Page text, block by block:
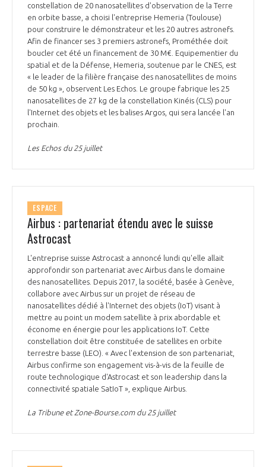
constellation de 20 nanosatellites d'observation de la Terre
en orbite basse, a choisi l'entreprise Hemeria (Toulouse)
pour construire le démonstrateur et les 20 autres astronefs.
Afin de financer ses 3 premiers astronefs, Prométhée doit
boucler cet été un financement de 30 M€. Equipementier du
spatial et de la Défense, Hemeria, soutenue par le CNES, est
« le leader de la filière française des nanosatellites de moins
de 50 kg », observent Les Echos. Le groupe fabrique les 25
nanosatellites de 27 kg de la constellation Kinéis (CLS) pour
l'Internet des objets et les balises Argos, qui sera lancée l'an
prochain.
Les Echos du 25 juillet
ESPACE
Airbus : partenariat étendu avec le suisse
Astrocast
L'entreprise suisse Astrocast a annoncé lundi qu'elle allait
approfondir son partenariat avec Airbus dans le domaine
des nanosatellites. Depuis 2017, la société, basée à Genève,
collabore avec Airbus sur un projet de réseau de
nanosatellites dédié à l'Internet des objets (IoT) visant à
mettre au point un modem satellite à prix abordable et
économe en énergie pour les applications IoT. Cette
constellation doit être constituée de satellites en orbite
terrestre basse (LEO). « Avec l'extension de son partenariat,
Airbus confirme son engagement vis-à-vis de la feuille de
route technologique d'Astrocast et son leadership dans la
connectivité spatiale SatIoT », explique Airbus.
La Tribune et Zone-Bourse.com du 25 juillet